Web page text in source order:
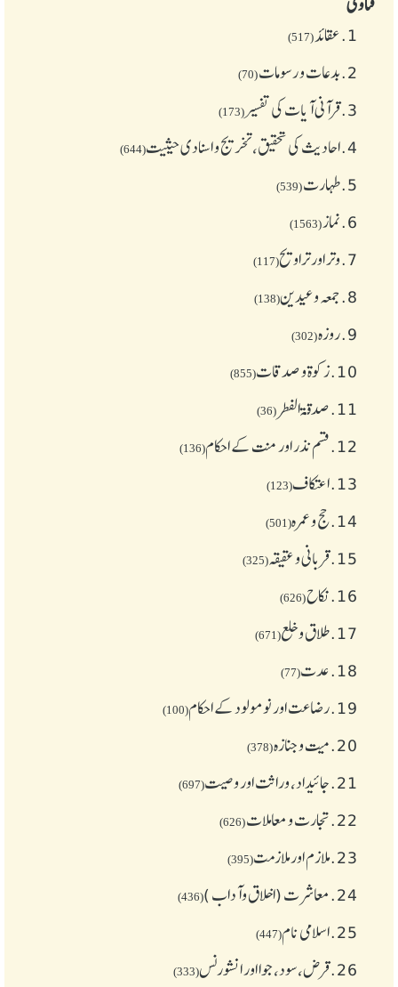
1. عقائد(517)
2. بدعات و رسومات(70)
3. قرآنی آیات کی تفسیر(173)
4. احادیث کی تحقیق، تخریج و اسنادی حیثیت(644)
5. طهارت(539)
6. نماز(1563)
7. وتر اور تراویح(117)
8. جمعہ وعیدین(138)
9. روزہ(302)
10. زکوة و صدقات(855)
11. صدقۃ الفطر (36)
12. قسم نذر اور منت کے احکام(136)
13. اعتکاف(123)
14. حج و عمرہ(501)
15. قربانی و عقیقہ(325)
16. نکاح(626)
17. طلاق و خلع(671)
18. عدت(77)
19. رضاعت اور نومولود کے احکام(100)
20. میت و جنازہ(378)
21. جائیداد، وراثت اور وصیت(697)
22. تجارت و معاملات(626)
23. ملازم اور ملازمت(395)
24. معاشرت (اخلاق وآداب )(436)
25. اسلامی نام(447)
26. قرض،سود، جوا اور انشورنس(333)